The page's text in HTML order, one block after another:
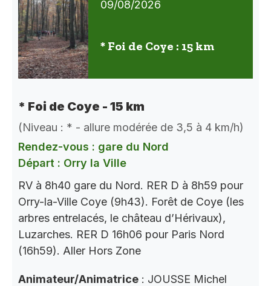
09/08/2026
* Foi de Coye : 15 km
* Foi de Coye - 15 km
(Niveau : * - allure modérée de 3,5 à 4 km/h)
Rendez-vous : gare du Nord
Départ : Orry la Ville
RV à 8h40 gare du Nord. RER D à 8h59 pour
Orry-la-Ville Coye (9h43). Forêt de Coye (les
arbres entrelacés, le château d’Hérivaux),
Luzarches. RER D 16h06 pour Paris Nord
(16h59). Aller Hors Zone
Animateur/Animatrice : JOUSSE Michel